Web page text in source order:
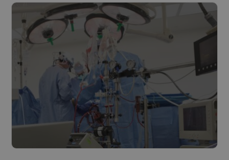
Lire plus